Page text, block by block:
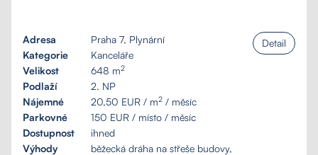
Adresa
Praha 7, Plynární
Kategorie
Kanceláře
Velikost
648 m2
Podlaží
2. NP
Nájemné
20,50 EUR / m2 / měsíc
Parkovné
150 EUR / místo / měsíc
Dostupnost
ihned
Výhody
běžecká dráha na střeše budovy,
Detail